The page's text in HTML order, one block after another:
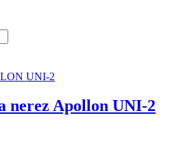
nerez Apollon UNI-2